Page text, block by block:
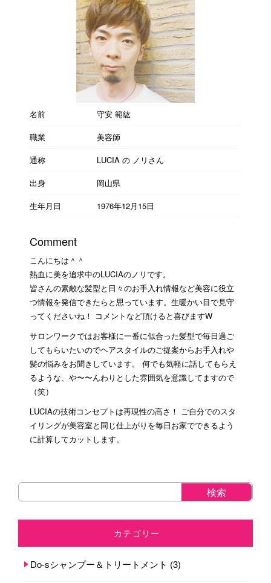
名前
守安 範紘
職業
美容師
通称
LUCIA の ノリさん
出身
岡山県
生年月日
1976年12月15日
Comment
こんにちは＾＾
熱血に美を追求中のLUCIAのノリです。
皆さんの素敵な髪型と日々のお手入れ情報など美容に役立
つ情報を発信できたらと思っています。生暖かい目で見守
ってくださいね！ コメントなど頂けると喜びますW
サロンワークではお客様に一番に似合った髪型で毎日過ご
してもらいたいのでヘアスタイルのご提案からお手入れや
髪の悩みをお聞きしています。 何でも気軽に話してもらえ
るような、や〜〜んわりとした雰囲気を意識してますので
（笑）
LUCIAの技術コンセプトは再現性の高さ！ ご自分でのスタ
イリングが美容室と同じ仕上がりを毎日お家でできるよう
に計算してカットします。
カテゴリー
Do-sシャンプー＆トリートメント (3)